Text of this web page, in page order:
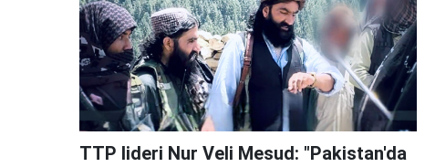
TTP lideri Nur Veli Mesud: "Pakistan'da